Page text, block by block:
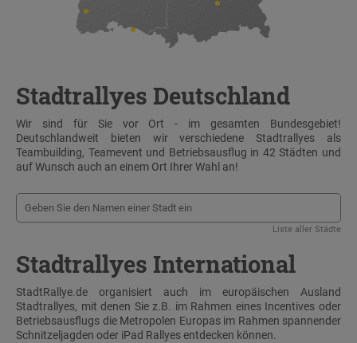
Stadtrallyes Deutschland
Wir sind für Sie vor Ort - im gesamten Bundesgebiet!
Deutschlandweit bieten wir verschiedene Stadtrallyes als
Teambuilding, Teamevent und Betriebsausflug in 42 Städten und
auf Wunsch auch an einem Ort Ihrer Wahl an!
Liste aller Städte
Stadtrallyes International
StadtRallye.de organisiert auch im europäischen Ausland
Stadtrallyes, mit denen Sie z.B. im Rahmen eines Incentives oder
Betriebsausflugs die Metropolen Europas im Rahmen spannender
Schnitzeljagden oder iPad Rallyes entdecken können.